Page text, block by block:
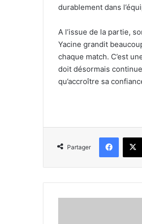
durablement dans
A l’issue de la partie,
Yacine grandit
chaque match. C’est
doit désormais
qu’accroître sa
Partager